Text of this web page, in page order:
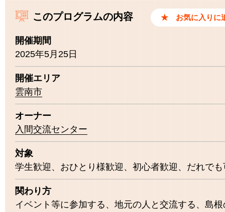
このプログラムの内容
開催期間
2025年5月25日
開催エリア
雲南市
オーナー
入間交流センター
対象
学生歓迎
おひとり様歓迎 初心者歓迎 だれでも
関わり方
イベント等に参加する
地元の人と交流する
島